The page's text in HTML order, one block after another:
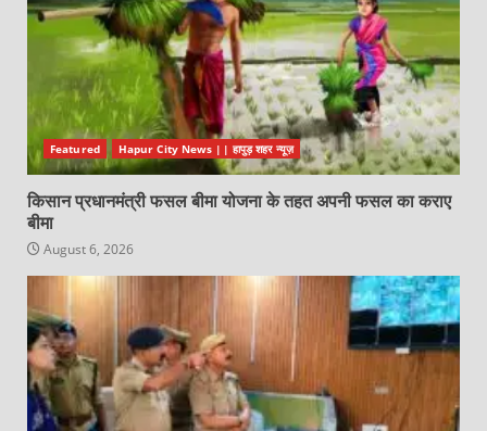
Featured Hapur City News || हापुड़ शहर न्यूज़
किसान प्रधानमंत्री फसल बीमा योजना के तहत अपनी फसल का कराए
बीमा
August 6, 2026